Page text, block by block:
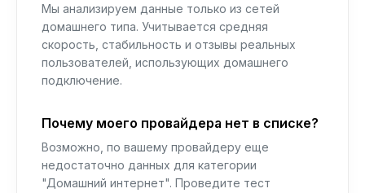
Мы анализируем данные только из сетей
домашнего типа. Учитывается средняя
скорость, стабильность и отзывы реальных
пользователей, использующих домашнего
подключение.
Почему моего провайдера нет в списке?
Возможно, по вашему провайдеру еще
недостаточно данных для категории
"Домашний интернет". Проведите тест